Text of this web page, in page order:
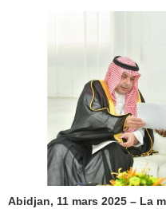
Abidjan, 11 mars 2025 – La